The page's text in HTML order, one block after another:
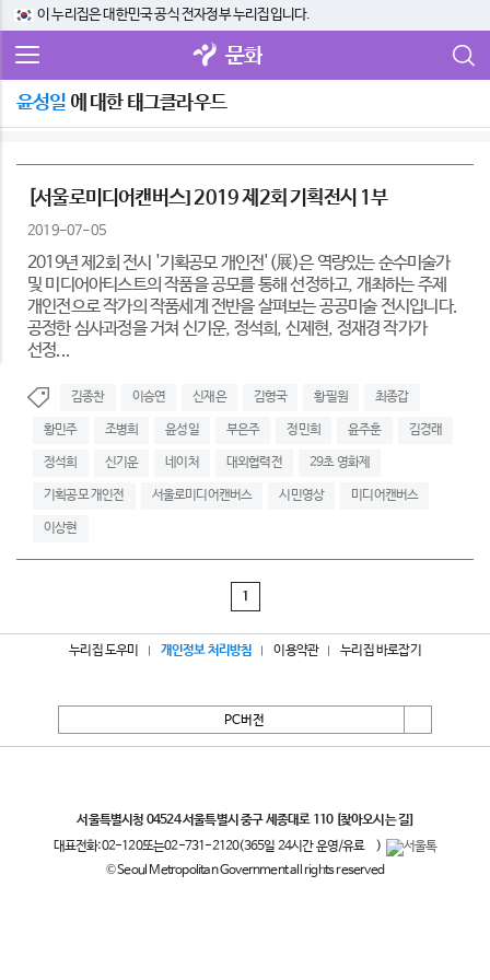
이 누리집은 대한민국 공식 전자정부 누리집입니다.
문화
윤성일 에 대한 태그클라우드
[서울로미디어캔버스] 2019 제2회 기획전시 1부
2019-07-05
2019년 제2회 전시 '기획공모 개인전'(展)은 역량있는 순수미술가
및 미디어아티스트의 작품을 공모를 통해 선정하고, 개최하는 주제
개인전으로 작가의 작품세계 전반을 살펴보는 공공미술 전시입니다.
공정한 심사과정을 거쳐 신기운, 정석희, 신제현, 정재경 작가가
선정...
김종찬 이승연 신재은 김형국 황필원 최종갑
황민주 조병희 윤성일 부은주 정민희 윤주훈 김경래
정석희 신기운 네이처 대외협력전 29초 영화제
기획공모 개인전 서울로미디어캔버스 시민영상 미디어캔버스
이상현
1
누리집 도우미 개인정보 처리방침 이용약관 누리집 바로잡기
PC버전
서울특별시청 04524 서울특별시 중구 세종대로 110 [찾아오시는 길]
대표전화:02-120또는02-731-2120(365일 24시간 운영/유료
)
© Seoul Metropolitan Government all rights reserved